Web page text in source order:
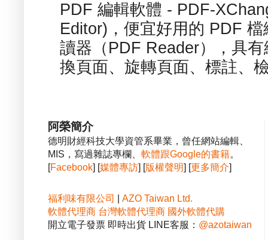
PDF 編輯軟體 - PDF-
Editor)，便宜好用的 PDF
讀器（PDF Reader），具
換頁面、旋轉頁面、標註、
阿榮簡介
德明財經科技大學資管系畢業，曾任網站編輯、
MIS，寫過雜誌專欄、 軟體跟Google的書籍。
[Facebook] [媒體專訪] [版權聲明] [更多簡介]
福利味有限公司
AZO Taiwan Ltd.
軟體代理商 台灣軟體代理商 國外軟體代購
開立電子發票 即時出貨 LINE客服： @azotaiwan